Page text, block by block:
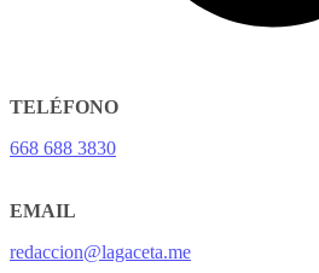
TELÉFONO
668 688 3830
EMAIL
redaccion@lagaceta.me